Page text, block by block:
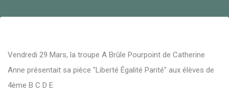
Vendredi 29 Mars, la troupe A Brûle Pourpoint de Catherine
Anne présentait sa pièce "Liberté Égalité Parité" aux élèves de
4ème B C D E